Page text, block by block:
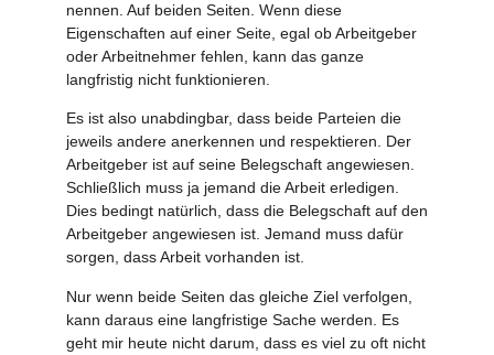
nennen. Auf beiden Seiten. Wenn diese
Eigenschaften auf einer Seite, egal ob Arbeitgeber
oder Arbeitnehmer fehlen, kann das ganze
langfristig nicht funktionieren.
Es ist also unabdingbar, dass beide Parteien die
jeweils andere anerkennen und respektieren. Der
Arbeitgeber ist auf seine Belegschaft angewiesen.
Schließlich muss ja jemand die Arbeit erledigen.
Dies bedingt natürlich, dass die Belegschaft auf den
Arbeitgeber angewiesen ist. Jemand muss dafür
sorgen, dass Arbeit vorhanden ist.
Nur wenn beide Seiten das gleiche Ziel verfolgen,
kann daraus eine langfristige Sache werden. Es
geht mir heute nicht darum, dass es viel zu oft nicht